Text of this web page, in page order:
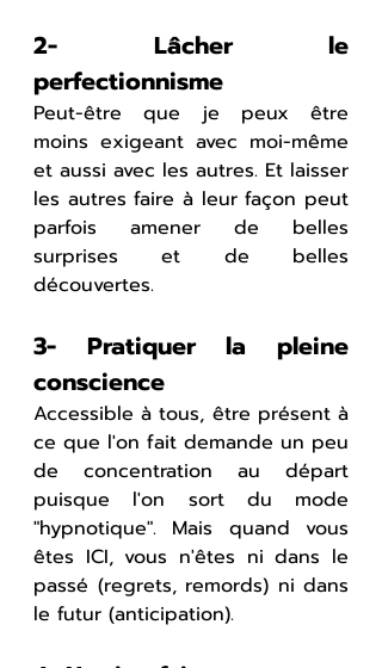
2- Lâcher le
perfectionnisme
Peut-être que je peux être
moins exigeant avec moi-même
et aussi avec les autres. Et laisser
les autres faire à leur façon peut
parfois amener de belles
surprises et de belles
découvertes.
3- Pratiquer la pleine
conscience
Accessible à tous, être présent à
ce que l'on fait demande un peu
de concentration au départ
puisque l'on sort du mode
"hypnotique". Mais quand vous
êtes ICI, vous n'êtes ni dans le
passé (regrets, remords) ni dans
le futur (anticipation).